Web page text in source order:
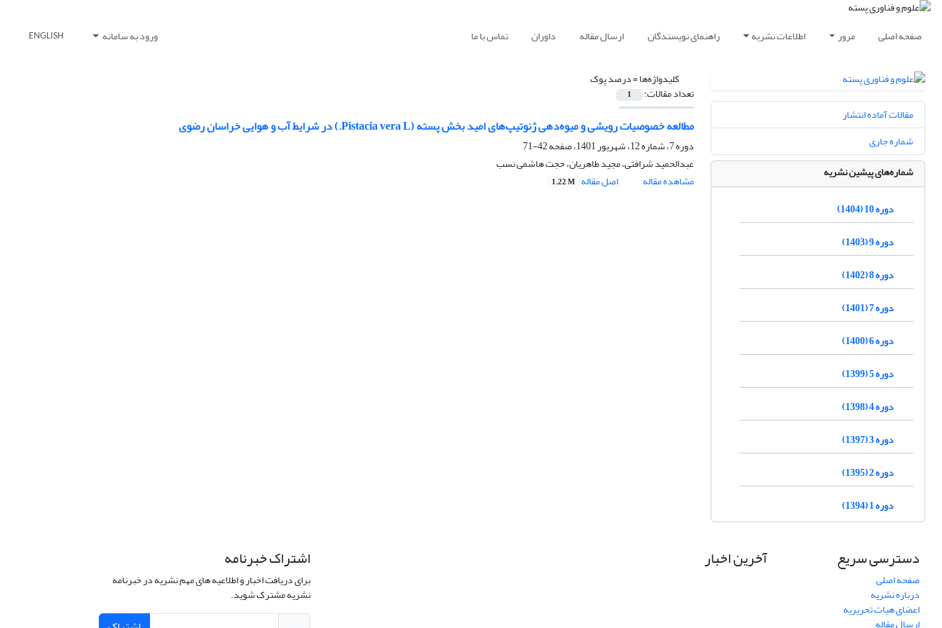
صفحه اصلی مرور اطلاعات نشریه راهنمای نویسندگان ارسال مقاله داوران تماس با ما ورود به سامانه ENGLISH
کلیدواژه‌ها =درصد پوک
تعداد مقالات: 1
مطالعه خصوصیات رویشی و میوه‌دهی ژنوتیپ‌های امید بخش پسته (Pistacia vera L.) در شرایط آب و هوایی خراسان رضوی
دوره 7، شماره 12، شهریور 1401، صفحه
42-71
عبدالحمید شرافتی، مجید طاهریان، حجت هاشمی نسب
مشاهده مقاله
اصل مقاله 1.22 M
مقالات آماده انتشار
شماره جاری
شماره‌های پیشین نشریه
دوره 10 (1404)
دوره 9 (1403)
دوره 8 (1402)
دوره 7 (1401)
دوره 6 (1400)
دوره 5 (1399)
دوره 4 (1398)
دوره 3 (1397)
دوره 2 (1395)
دوره 1 (1394)
دسترسی سریع
صفحه اصلی
درباره نشریه
اعضای هیات تحریریه
ارسال مقاله
آخرین اخبار اشتراک خبرنامه
برای دریافت اخبار و اطلاعیه های مهم نشریه در خبرنامه
نشریه مشترک شوید.